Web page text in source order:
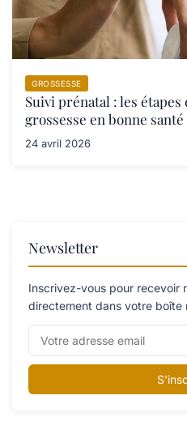
GROSSESSE
Suivi prénatal : les
grossesse en bonne santé
24 avril 2026
Newsletter
Inscrivez-vous pour recevoir
directement dans votre boîte